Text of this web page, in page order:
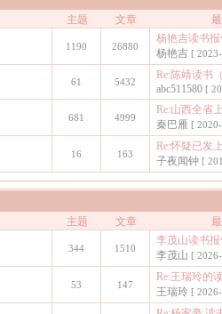
主题 文章
1190 26880
杨艳吉读书报
杨艳吉 [
61 5432
Re:陈靖读书
abc511580 [
681 4999
Re:山西全省
秦巴雁 [
16 163
Re:怀疑已发
子夜闻钟 [
主题 文章
344 1510
李茂山读书
李茂山 [
53 147
Re:王瑞玲的
王瑞玲 [